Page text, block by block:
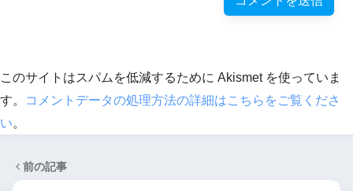
このサイトはスパムを低減するために Akismet を使っていま
す。
コメントデータの処理方法の詳細はこちらをご覧くださ
い。
前の記事